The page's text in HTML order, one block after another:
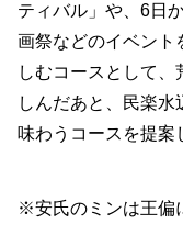
ティバル」や、6日
画祭などのイベント
しむコースとして
しんだあと、民楽
味わうコースを提案
※安氏のミンは王偏